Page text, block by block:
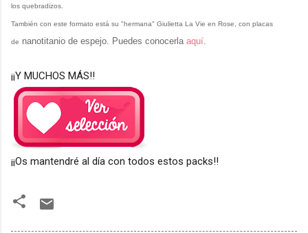
los quebradizos.
También con este formato está su "hermana" Giulietta La Vie en Rose, con placas
de nanotitanio de espejo. Puedes conocerla aquí.
¡¡Y MUCHOS MÁS!!
¡¡Os mantendré al día con todos estos packs!!